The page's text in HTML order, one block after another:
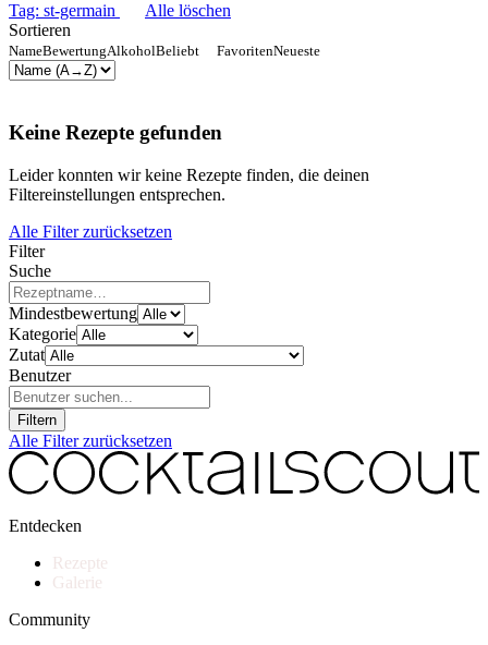
Tag: st-germain
Alle löschen
Sortieren
NameBewertungAlkoholBeliebt FavoritenNeueste
Keine Rezepte gefunden
Leider konnten wir keine Rezepte finden, die deinen
Filtereinstellungen entsprechen.
Alle Filter zurücksetzen
Filter
Suche
Mindestbewertung
Kategorie
Zutat
Benutzer
Filtern
Alle Filter zurücksetzen
Entdecken
Rezepte
Galerie
Community